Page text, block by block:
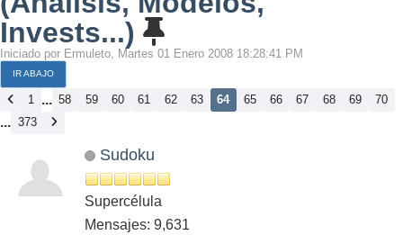
Invests...)
Iniciado por Ermuleto, Martes 01 Enero 2008 18:28:41 PM
IR ABAJO
1 ... 58 59 60 61 62 63 64 65 66 67 68 69 70
... 373
Sudoku
Supercélula
Mensajes: 9,631